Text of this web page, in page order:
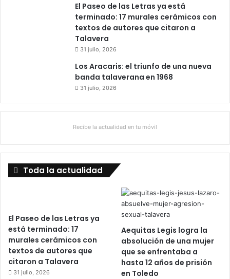
El Paseo de las Letras ya está
terminado: 17 murales cerámicos con
textos de autores que citaron a
Talavera
31 julio, 2026
Los Aracaris: el triunfo de una nueva
banda talaverana en 1968
31 julio, 2026
Recibe la actualidad en tu móvil
Toda la actualidad
El Paseo de las Letras ya
está terminado: 17
murales cerámicos con
textos de autores que
citaron a Talavera
31 julio, 2026
Aequitas Legis logra la
absolución de una mujer
que se enfrentaba a
hasta 12 años de prisión
en Toledo